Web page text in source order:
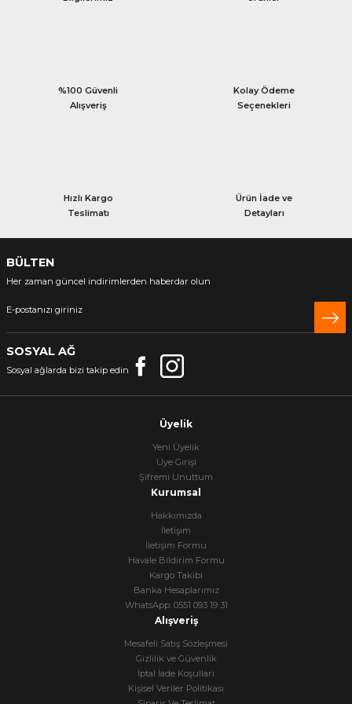
%100 Güvenli
Alışveriş
Kolay Ödeme
Seçenekleri
Hızlı Kargo
Teslimatı
Ürün İade ve
Detayları
BÜLTEN
Her zaman güncel indirimlerden haberdar olun
SOSYAL AĞ
Sosyal ağlarda bizi takip edin
Üyelik
Yeni Üyelik
Üye Girişi
Şifremi Unuttum
Kurumsal
Hakkımızda
İletişim
İletişim Formu
Havale Bildirim Formu
Kargo Takibi
Banka Hesaplarımız
WhatsApp: 0551 093 19 31
Alışveriş
Mesafeli Satış Sözleşmesi
Gizlilik ve Güvenlik
İptal İade Koşullari
Kişisel Veriler Politikası